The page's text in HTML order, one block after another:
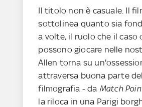
Il titolo non è casuale. Il
sottolinea quanto sia
a volte, il ruolo che il
possono giocare nelle
Allen torna su
attraversa buona parte
filmografia - da Match
la riloca in una Parigi